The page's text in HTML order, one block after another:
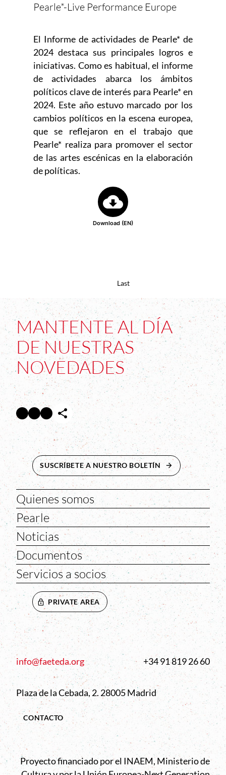
Pearle*-Live Performance Europe
El Informe de actividades de Pearle* de
2024 destaca sus principales logros e
iniciativas. Como es habitual, el informe
de actividades abarca los ámbitos
políticos clave de interés para Pearle* en
2024. Este año estuvo marcado por los
cambios políticos en la escena europea,
que se reflejaron en el trabajo que
Pearle* realiza para promover el sector
de las artes escénicas en la elaboración
de políticas.
Download (EN)
Last
MANTENTE AL DÍA
DE NUESTRAS
NOVEDADES
Facebook Abre en nueva ventana
Twitter Abre en nueva ventana
InstagramAbre en nueva ventana
SUSCRÍBETE A NUESTRO BOLETÍN ABRE EN NUEVA
Quienes somos
Pearle
Noticias
Documentos
Servicios a socios
PRIVATE AREA
info@faeteda.org +34 91 819 26 60
Plaza de la Cebada, 2. 28005 Madrid
CONTACTO
Proyecto financiado por el INAEM, Ministerio de